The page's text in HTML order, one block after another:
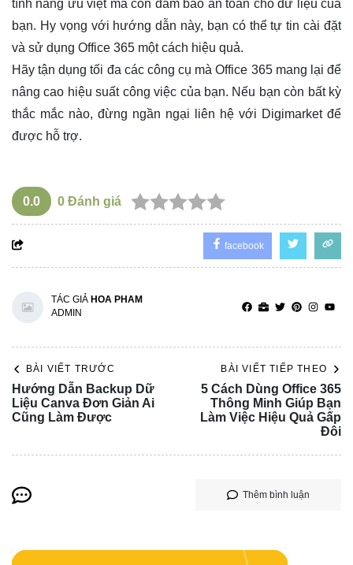
tính năng ưu việt mà còn đảm bảo an toàn cho dữ liệu của
bạn. Hy vọng với hướng dẫn này, bạn có thể tự tin cài đặt
và sử dụng Office 365 một cách hiệu quả.
Hãy tận dụng tối đa các công cụ mà Office 365 mang lại để
nâng cao hiệu suất công việc của bạn. Nếu bạn còn bất kỳ
thắc mắc nào, đừng ngần ngại liên hệ với Digimarket để
được hỗ trợ.
0.0 0 Đánh giá
facebook
TÁC GIẢ HOA PHAM
ADMIN
BÀI VIẾT TRƯỚC
Hướng Dẫn Backup Dữ
Liệu Canva Đơn Giản Ai
Cũng Làm Được
BÀI VIẾT TIẾP THEO
5 Cách Dùng Office 365
Thông Minh Giúp Bạn
Làm Việc Hiệu Quả Gấp
Đôi
Thêm bình luận